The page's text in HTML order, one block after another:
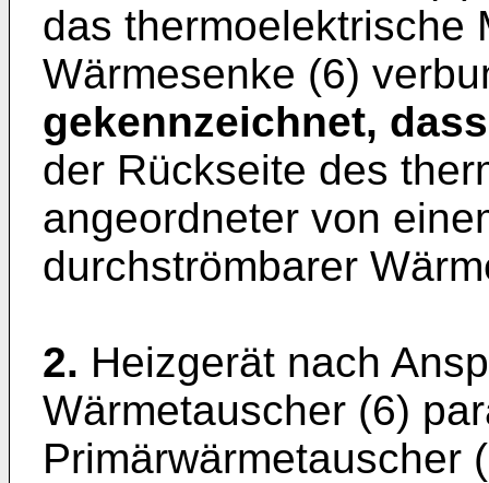
das thermoelektrische
Wärmesenke (6)
gekennzeichnet, dass
der Rückseite des
angeordneter von
durchströmbarer
2. Heizgerät nach
Wärmetauscher (6)
Primärwärmetauscher